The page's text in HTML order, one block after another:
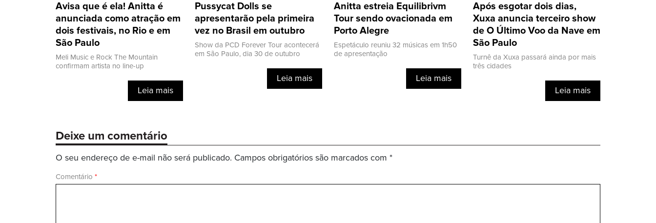
Avisa que é ela! Anitta é
anunciada como atração em
dois festivais, no Rio e em
São Paulo
Meli Music e Rock The Mountain
confirmam artista no line-up
Leia mais
Pussycat Dolls se
apresentarão pela primeira
vez no Brasil em outubro
Show da PCD Forever Tour acontecerá
em São Paulo, dia 30 de outubro
Leia mais
Anitta estreia Equilibrivm
Tour sendo ovacionada em
Porto Alegre
Espetáculo reuniu 32 músicas em 1h50
de apresentação
Leia mais
Após esgotar dois dias,
Xuxa anuncia terceiro show
de O Último Voo da Nave em
São Paulo
Turnê da Xuxa passará ainda por mais
três cidades
Leia mais
Deixe um comentário
O seu endereço de e-mail não será publicado. Campos obrigatórios são marcados com *
Comentário *